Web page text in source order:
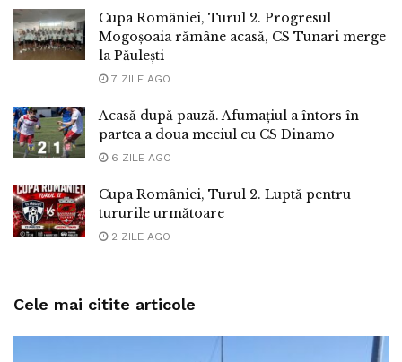
Cupa României, Turul 2. Progresul
Mogoșoaia rămâne acasă, CS Tunari merge
la Păulești
7 ZILE AGO
Acasă după pauză. Afumațiul a întors în
partea a doua meciul cu CS Dinamo
6 ZILE AGO
Cupa României, Turul 2. Luptă pentru
tururile următoare
2 ZILE AGO
Cele mai citite articole